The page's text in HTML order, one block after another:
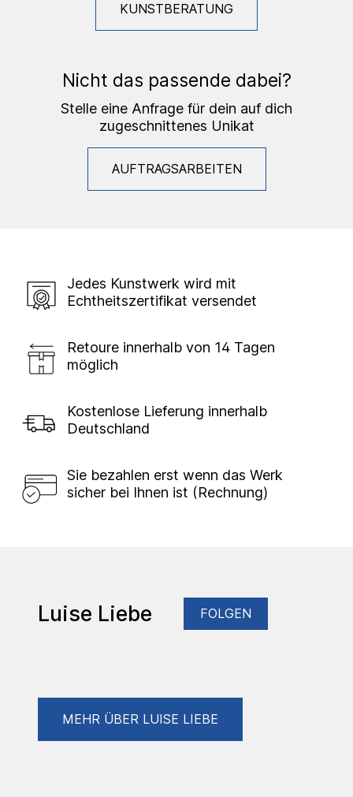
KUNSTBERATUNG
Nicht das passende dabei?
Stelle eine Anfrage für dein auf dich
zugeschnittenes Unikat
AUFTRAGSARBEITEN
Jedes Kunstwerk wird mit
Echtheitszertifikat versendet
Retoure innerhalb von 14 Tagen
möglich
Kostenlose Lieferung innerhalb
Deutschland
Sie bezahlen erst wenn das Werk
sicher bei Ihnen ist (Rechnung)
Luise Liebe FOLGEN
MEHR ÜBER LUISE LIEBE